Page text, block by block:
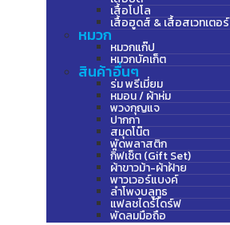
เสื้อโปโล
เสื้อฮูดส์ & เสื้อสเวทเตอร์
หมวก
หมวกแก๊ป
หมวกบัคเก็ต
สินค้าอื่นๆ
ร่ม พรีเมี่ยม
หมอน / ผ้าห่ม
พวงกุญแจ
ปากกา
สมุดโน๊ต
พัดพลาสติก
กิ๊ฟเซ็ต (Gift Set)
ผ้าขาวม้า-ผ้าฝ้าย
พาวเวอร์แบงค์
ลำโพงบลูทูธ
แฟลชไดร์ไดร์ฟ
พัดลมมือถือ